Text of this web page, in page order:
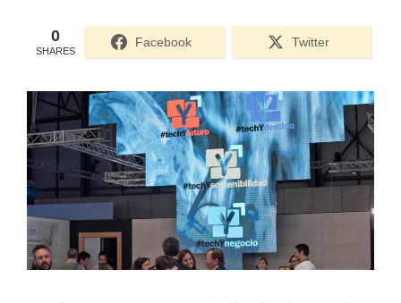
0
SHARES
Facebook Twitter
Formulario de acceso protegido por
Login Lockdown
ACCEDER
Ultimas entradas